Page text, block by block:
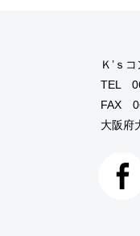
Ｋ’ｓ
TEL
FAX
大阪府